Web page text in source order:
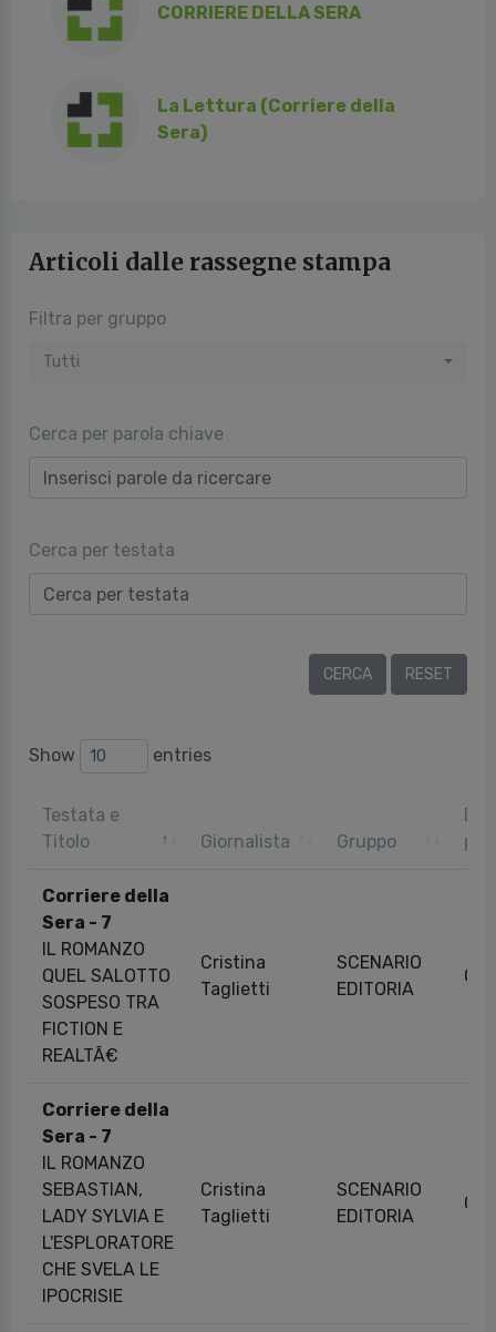
CORRIERE DELLA SERA
La Lettura (Corriere della
Sera)
Articoli dalle rassegne stampa
Filtra per gruppo
Tutti
Cerca per parola chiave
Cerca per testata
Show entries
Testata e
Titolo
Giornalista Gruppo
Corriere della
Sera - 7
IL ROMANZO
QUEL SALOTTO
SOSPESO TRA
FICTION E
REALTÃ€
Cristina
Taglietti
SCENARIO
EDITORIA
Corriere della
Sera - 7
IL ROMANZO
SEBASTIAN,
LADY SYLVIA E
L'ESPLORATORE
CHE SVELA LE
IPOCRISIE
Cristina
Taglietti
SCENARIO
EDITORIA